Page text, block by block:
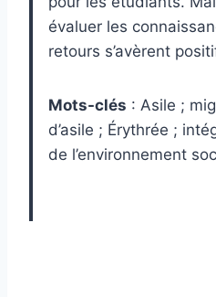
évaluer les
retours s’avèrent
Mots-clés : Asile ;
d’asile ; Érythrée ;
de l’environnement